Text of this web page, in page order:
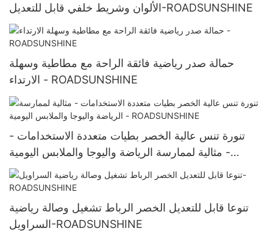
الألوان وشريط خلفي قابل للتعديل-ROADSUNSHINE
حمالة صدر رياضية فائقة الراحة مع مطاطية وسهلة
الارتداء - ROADSUNSHINE
تنورة تنس عالية الخصر بطيات متعددة الاستخدامات -
مثالية لممارسة الرياضة واليوجا والملابس اليومية -
ROADSUNSHINE
تنوعا قابل للتعديل الخصر الرباط تشغيل وصالة رياضية
السراويل-ROADSUNSHINE